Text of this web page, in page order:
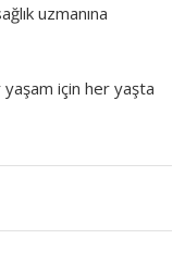
uzmanına
yaşam için her yaşta